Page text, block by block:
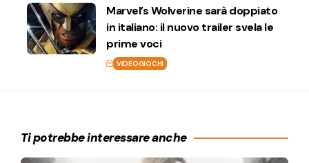
Marvel’s Wolverine sarà doppiato
in italiano: il nuovo trailer svela le
prime voci
VIDEOGIOCHI
Ti potrebbe interessare anche